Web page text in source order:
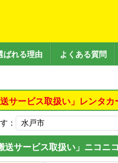
ばれる理由 よくある質問
サービス取扱い」レンタカ
：
送サービス取扱い」ニコニ